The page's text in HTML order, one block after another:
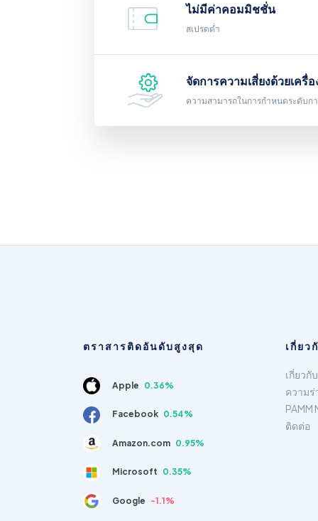
ไม่มีค่าคอมมิชชั่น
สเปรดต่ำ
จัดการความเสี่ยงด้วยเค
ความสามารถในการกำหนดระดับก
ตราสารติดอันดับสูงสุด
Apple 0.36%
Facebook 0.54%
Amazon.com 0.95%
Microsoft 0.35%
Google -1.1%
เกี่ยว
เกี่ยวกั
ความ
PAMM
ติดต่อ